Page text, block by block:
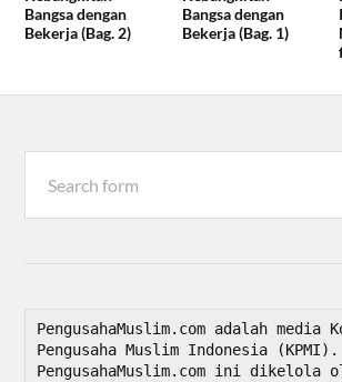
Bangsa dengan
Bekerja (Bag. 2)
Bangsa dengan
Bekerja (Bag. 1)
PengusahaMuslim.com adalah media
Pengusaha Muslim Indonesia (KPMI).
PengusahaMuslim.com ini dikelola